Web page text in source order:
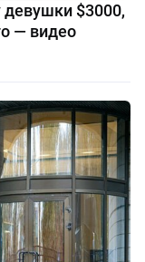
$3000,
— видео